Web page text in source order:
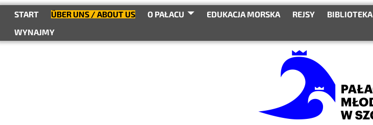
treściSTART ÜBER UNS / ABOUT US O PAŁACU EDUKACJA MORSKA REJSY BIBLIOTEKA
WYNAJMY